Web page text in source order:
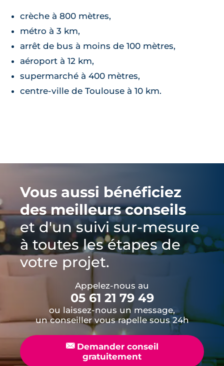
crèche à 800 mètres,
métro à 3 km,
arrêt de bus à moins de 100 mètres,
aéroport à 12 km,
supermarché à 400 mètres,
centre-ville de Toulouse à 10 km.
Vous aussi bénéficiez
des meilleurs conseils
et d'un suivi sur-mesure
à toutes les étapes de
votre projet.
Appelez-nous au
05 61 21 79 49
ou laissez-nous un message,
un conseiller vous rapelle sous 24h
📧Demander conseil
gratuitement